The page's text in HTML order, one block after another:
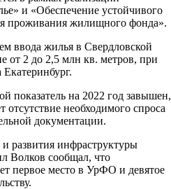
и «Обеспечение устойчивого
проживания жилищного фонда».
ввода жилья в Свердловской
от 2 до 2,5 млн кв. метров, при
показатель на 2022 год завышен,
отсутствие необходимого спроса
документации.
развития инфраструктуры
Волков сообщал, что
первое место в УрФО и девятое